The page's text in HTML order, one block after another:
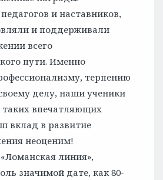
и наставников,
и поддерживали
всего
пути. Именно
терпению
делу, наши ученики
таких впечатляющих
вклад в развитие
неоценим!
линия»,
значимой дате, как 80-